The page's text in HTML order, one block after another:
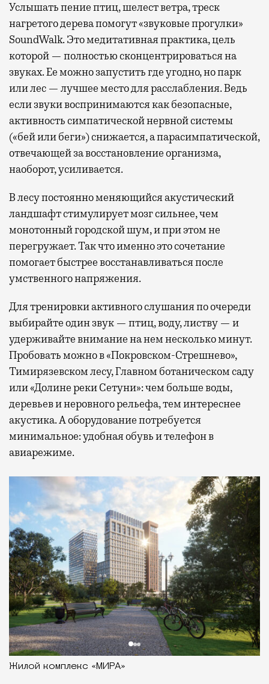
Услышать пение птиц, шелест ветра, треск
нагретого дерева помогут «звуковые прогулки»
SoundWalk. Это медитативная практика, цель
которой — полностью сконцентрироваться на
звуках. Ее можно запустить где угодно, но парк
или лес — лучшее место для расслабления. Ведь
если звуки воспринимаются как безопасные,
активность симпатической нервной системы
(«бей или беги») снижается, а парасимпатической,
отвечающей за восстановление организма,
наоборот, усиливается.
В лесу постоянно меняющийся акустический
ландшафт стимулирует мозг сильнее, чем
монотонный городской шум, и при этом не
перегружает. Так что именно это сочетание
помогает быстрее восстанавливаться после
умственного напряжения.
Для тренировки активного слушания по очереди
выбирайте один звук — птиц, воду, листву — и
удерживайте внимание на нем несколько минут.
Пробовать можно в «Покровском-Стрешнево»,
Тимирязевском лесу, Главном ботаническом саду
или «Долине реки Сетуни»: чем больше воды,
деревьев и неровного рельефа, тем интереснее
акустика. А оборудование потребуется
минимальное: удобная обувь и телефон в
авиарежиме.
Жилой комплекс «МИРА»